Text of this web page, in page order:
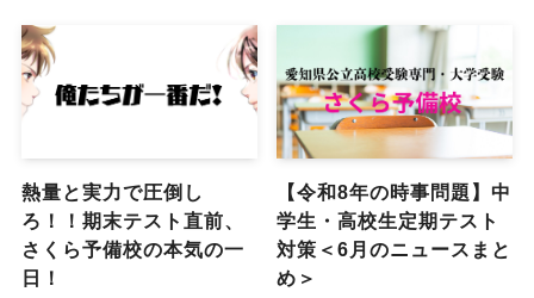
熱量と実力で圧倒し
ろ！！期末テスト直前、
さくら予備校の本気の一
日！
【令和8年の時事問題】中
学生・高校生定期テスト
対策＜6月のニュースまと
め＞